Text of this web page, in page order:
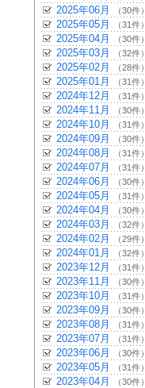
2025年06月 （30件）
2025年05月 （31件）
2025年04月 （30件）
2025年03月 （32件）
2025年02月 （28件）
2025年01月 （31件）
2024年12月 （31件）
2024年11月 （30件）
2024年10月 （31件）
2024年09月 （30件）
2024年08月 （31件）
2024年07月 （31件）
2024年06月 （30件）
2024年05月 （31件）
2024年04月 （30件）
2024年03月 （32件）
2024年02月 （29件）
2024年01月 （32件）
2023年12月 （31件）
2023年11月 （30件）
2023年10月 （31件）
2023年09月 （30件）
2023年08月 （31件）
2023年07月 （31件）
2023年06月 （30件）
2023年05月 （31件）
2023年04月 （30件）